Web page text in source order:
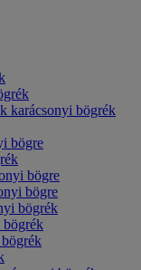
karácsonyi bögrék
bögre
bögre
bögre
bögrék
bögrék